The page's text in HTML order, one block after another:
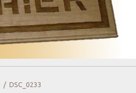
DSC_0233